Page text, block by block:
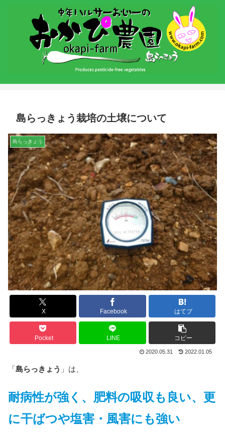
島らっきょう栽培の土壌について
島らっきょう
X Facebook はてブ
Pocket LINE コピー
2020.05.31 2022.01.05
「島らっきょう 」は、
耐病性が強く、肥料の吸収も良い、更
に干ばつや塩害・風害にも強い